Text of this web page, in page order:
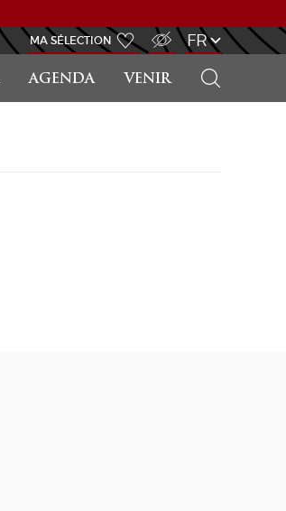
AGENDA VENIR
MA SÉLECTION FR